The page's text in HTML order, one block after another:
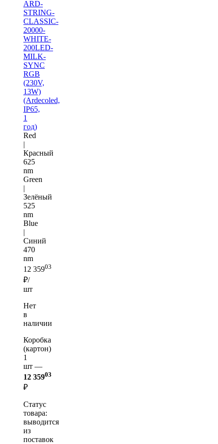
ARD-
STRING-
CLASSIC-
20000-
WHITE-
200LED-
MILK-
SYNC
RGB
(230V,
13W)
(Ardecoled,
IP65,
1
год)
Red
|
Красный
625
nm
Green
|
Зелёный
525
nm
Blue
|
Синий
470
nm
12 35903
₽/
шт
Нет
в
наличии
Коробка
(картон)
1
шт —
12 35903
₽
Статус
товара:
выводится
из
поставок